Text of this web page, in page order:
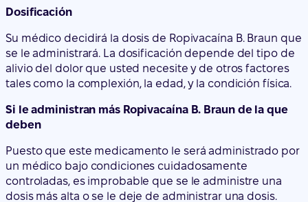
tales como la complexión, la edad, y la condición física.
Si le administran más Ropivacaína B. Braun de la que
deben
Puesto que este medicamento le será administrado por
un médico bajo condiciones cuidadosamente
controladas, es improbable que se le administre una
dosis más alta o se le deje de administrar una dosis.
Los efectos secundarios graves por recibir demasiada
Ropivacaína B. Braun requieren un tratamiento especial.
Su médico está especializado para actuar en estas
situaciones.